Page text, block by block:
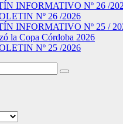
INFORMATIVO Nº 26 /
Nº 26 /2026
INFORMATIVO Nº 25 /
la Copa Córdoba 2026
Nº 25 /2026